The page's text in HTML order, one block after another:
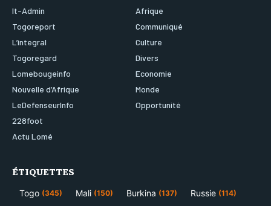
It-Admin
Togoreport
L’integral
Togoregard
Lomebougeinfo
Nouvelle d’Afrique
LeDefenseurInfo
228foot
Actu Lomé
Afrique
Communiqué
Culture
Divers
Economie
Monde
Opportunité
ÉTIQUETTES
Togo (345) Mali (150) Burkina (137) Russie (114)